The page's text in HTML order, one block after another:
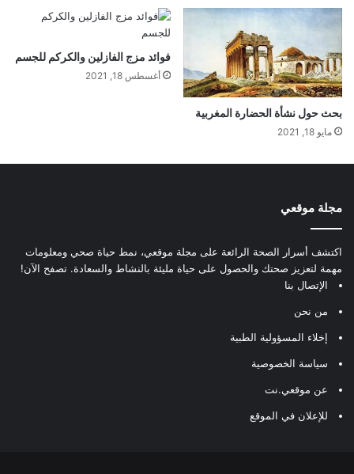
بحث حول نشأة الحضارة المغربية
مايو 18, 2021
فوائد مزج الفازلين والكركم للجسم
أغسطس 18, 2021
مجلة موقعي
اكتشف أسرار الصحة الرائعة على مجلة موقعي، نمط حياة صحي ومعلومات
مهمة لتعزيز صحتك والحصول على حياة مليئة بالنشاط والسعادة. تصفح الآن!
الإتصال بنا
من نحن
إخلاء المسؤولية الطبية
سياسة الخصوصية
عن موقعي.نت
للإعلان في الموقع